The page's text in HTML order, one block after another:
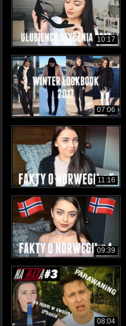
10:17
07:06
11:16
09:39
08:04